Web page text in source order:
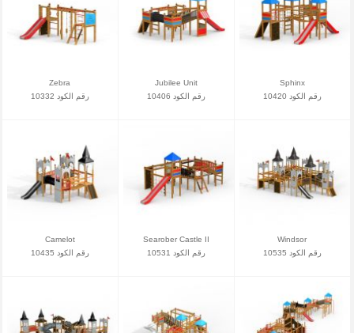
Zebra
رقم الكود 10332
Jubilee Unit
رقم الكود 10406
Sphinx
رقم الكود 10420
Camelot
رقم الكود 10435
Searober Castle II
رقم الكود 10531
Windsor
رقم الكود 10535